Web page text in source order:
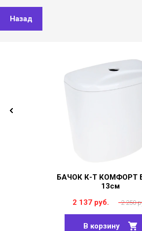
БАЧОК К-Т КОМФОРТ
13см
2 137 руб.
2 250
В корзину
Назад